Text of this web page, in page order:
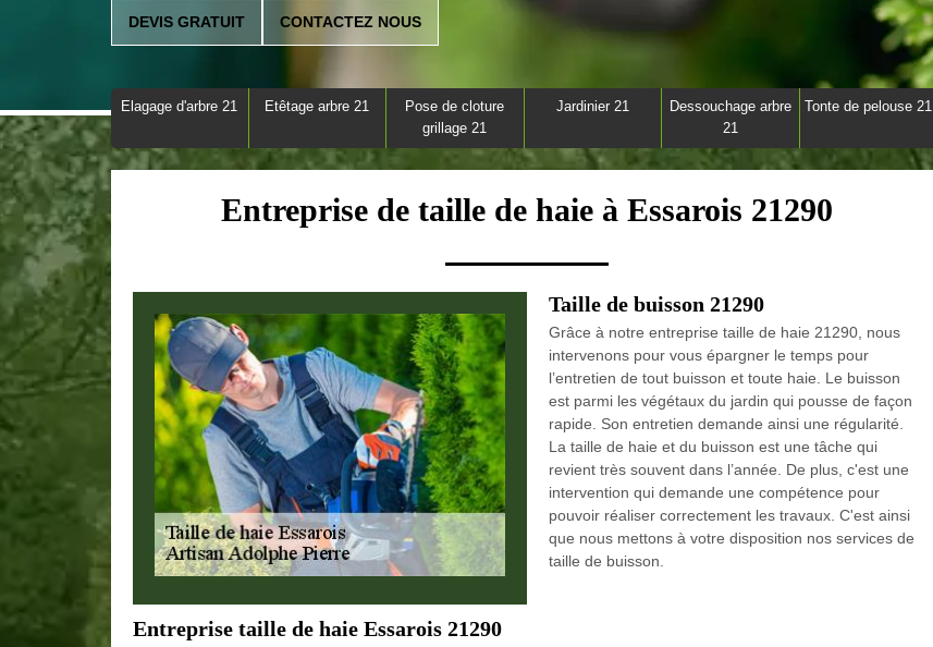
DEVIS GRATUIT CONTACTEZ NOUS
Elagage d'arbre 21 Etêtage arbre 21
Pose de cloture
grillage 21
Jardinier 21
Dessouchage arbre
21
Tonte de pelouse 21
Entreprise de taille de haie à Essarois 21290
Taille de buisson 21290
Grâce à notre entreprise taille de haie 21290, nous
intervenons pour vous épargner le temps pour
l’entretien de tout buisson et toute haie. Le buisson
est parmi les végétaux du jardin qui pousse de façon
rapide. Son entretien demande ainsi une régularité.
La taille de haie et du buisson est une tâche qui
revient très souvent dans l’année. De plus, c'est une
intervention qui demande une compétence pour
pouvoir réaliser correctement les travaux. C'est ainsi
que nous mettons à votre disposition nos services de
taille de buisson.
Entreprise taille de haie Essarois 21290